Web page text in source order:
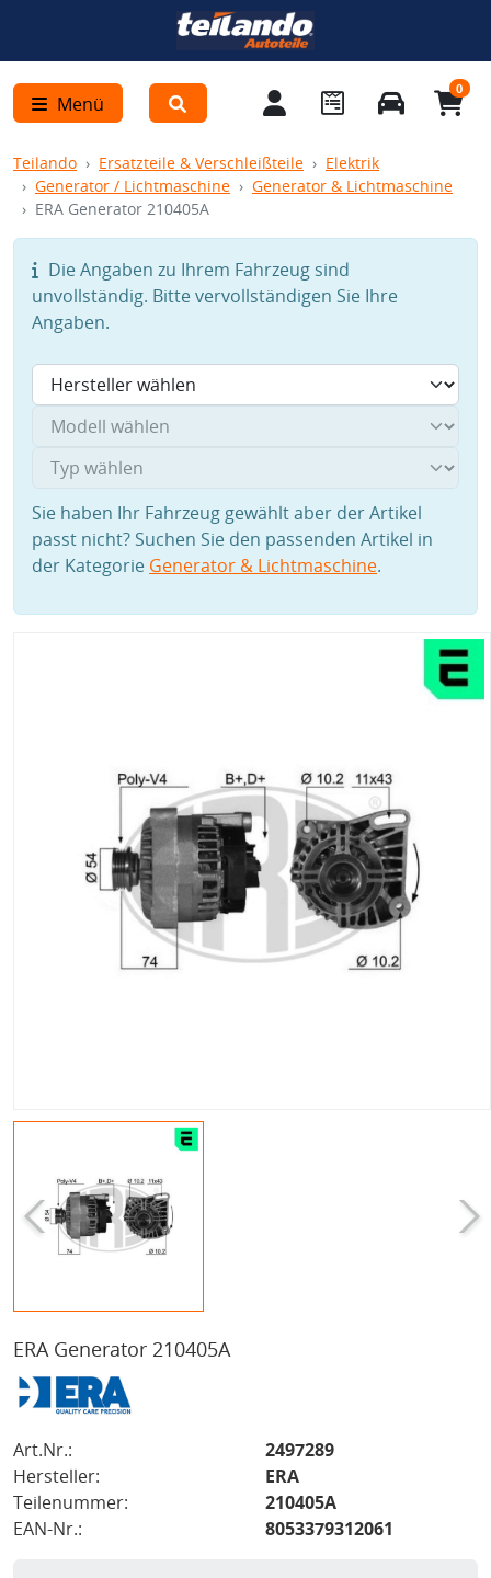
Menü
0
Teilando Ersatzteile & Verschleißteile
Elektrik
Generator / Lichtmaschine
Generator & Lichtmaschine
ERA Generator 210405A
Die Angaben zu Ihrem Fahrzeug sind
unvollständig. Bitte vervollständigen Sie Ihre
Angaben.
Sie haben Ihr Fahrzeug gewählt aber der Artikel
passt nicht? Suchen Sie den passenden Artikel in
der Kategorie Generator & Lichtmaschine.
ERA Generator 210405A
Art.Nr.:
2497289
Hersteller:
ERA
Teilenummer:
210405A
EAN-Nr.:
8053379312061